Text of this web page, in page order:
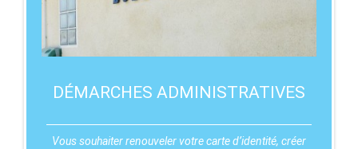
DÉMARCHES ADMINISTRATIVES
Vous souhaiter renouveler votre carte d’identité, créer